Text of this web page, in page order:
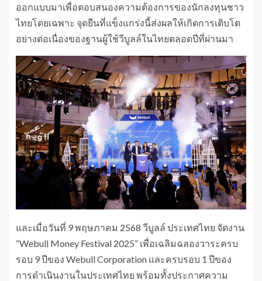
ออกแบบมาเพื่อตอบสนองความต้องการของนักลงทุนชาว
ไทยโดยเฉพาะ จุดยืนที่แข็งแกร่งนี้ส่งผลให้เกิดการเติบโต
อย่างต่อเนื่องของฐานผู้ใช้วีบูลล์ในไทยตลอดปีที่ผ่านมา
และเมื่อวันที่ 9 พฤษภาคม 2568 วีบูลล์ ประเทศไทย จัดงาน
“Webull Money Festival 2025” เพื่อเฉลิมฉลองวาระครบ
รอบ 9 ปีของ Webull Corporation และครบรอบ 1 ปีของ
การดำเนินงานในประเทศไทย พร้อมทั้งประกาศความ